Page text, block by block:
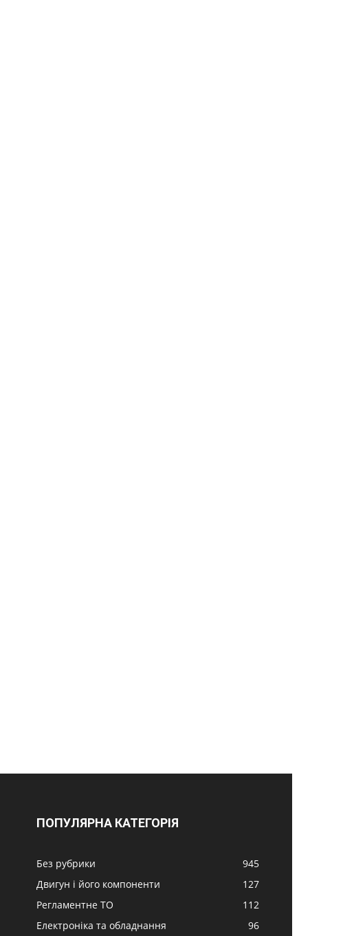
ПОПУЛЯРНА КАТЕГОРІЯ
Без рубрики
945
Двигун і його компоненти
127
Регламентне ТО
112
Електроніка та обладнання
96